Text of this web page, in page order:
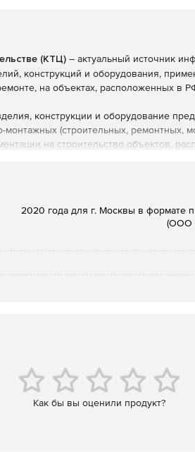
(КТЦ) – актуальный источник
конструкций и оборудования,
на объектах, расположенных в
конструкции и оборудование
монтажных (строительных, ремонтных,
на строительство объектов,
2020 года для г. Москвы в
(ООО
Как бы вы оценили продукт?